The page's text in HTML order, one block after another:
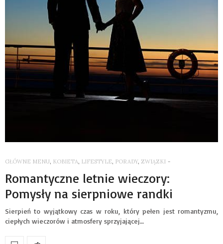
GŁÓWNE MENU KOBIETA LIFESTYLE PORADY, ZWIĄZKI -
Romantyczne letnie wieczory:
Pomysły na sierpniowe randki
Sierpień to wyjątkowy czas w roku, który pełen jest romantyzmu,
ciepłych wieczorów i atmosfery sprzyjającej…